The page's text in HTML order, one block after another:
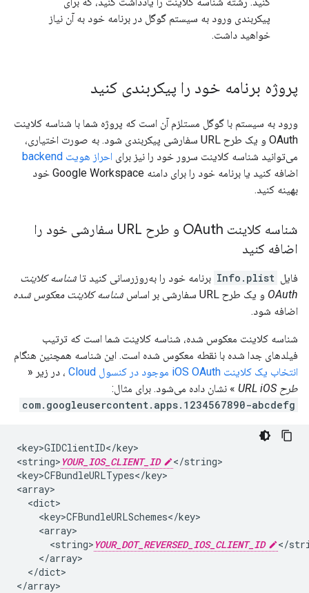
پیکربندی ورود به سیستم گوگل در برنامه خود به آن نیاز
خواهید داشت.
پروژه برنامه خود را پیکربندی کنید
ورود به سیستم با گوگل مستلزم آن است که پروژه شما با شناسه کلاینت
OAuth و یک طرح URL سفارشی پیکربندی شود. به صورت اختیاری،
می‌توانید شناسه کلاینت سرور خود را نیز برای احراز هویت backend
اضافه کنید یا برنامه خود را برای دامنه Google Workspace خود
بهینه کنید.
شناسه کلاینت OAuth و طرح URL سفارشی خود را
اضافه کنید
فایل Info.plist برنامه خود را به‌روزرسانی کنید تاشناسه کلاینت
OAuth و یک طرح URL سفارشی بر اساس
شناسه کلاینت معکوس شده
اضافه شود.
شناسه کلاینت معکوس شده، شناسه کلاینت شما است که ترتیب
فیلدهای جدا شده با نقطه معکوس شده است. این شناسه همچنین هنگام
انتخاب یک کلاینت iOS OAuth موجود در کنسول Cloud
، در زیر «
طرح URL iOS
» نشان داده می‌شود. برای مثال:
com.googleusercontent.apps.1234567890-abcdefg
<key>GIDClientID</key>
<string> YOUR_IOS_CLIENT_ID
</string>
<key>CFBundleURLTypes</key>
<array>
  <dict>
    <key>CFBundleURLSchemes</key>
    <array>
      <string>
YOUR_DOT_REVERSED_IOS_CLIENT_ID
</
    </array>
  </dict>
</array>